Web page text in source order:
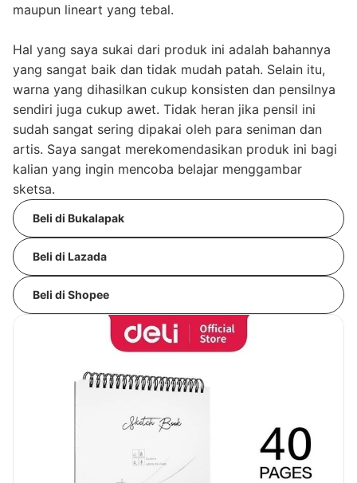
maupun lineart yang tebal.
Hal yang saya sukai dari produk ini adalah bahannya
yang sangat baik dan tidak mudah patah. Selain itu,
warna yang dihasilkan cukup konsisten dan pensilnya
sendiri juga cukup awet. Tidak heran jika pensil ini
sudah sangat sering dipakai oleh para seniman dan
artis. Saya sangat merekomendasikan produk ini bagi
kalian yang ingin mencoba belajar menggambar
sketsa.
Beli di Bukalapak
Beli di Lazada
Beli di Shopee